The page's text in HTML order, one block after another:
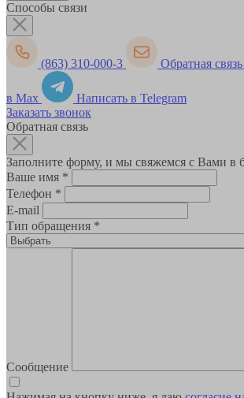
Способы связи
(863) 310-000-3 Обратная связь
в Max
Написать в Telegram
Заказать звонок
Обратная связь
Заполните форму, и мы свяжемся с Вами в
Ваше имя *
Телефон *
E-mail
Тип обращения *
Сообщение